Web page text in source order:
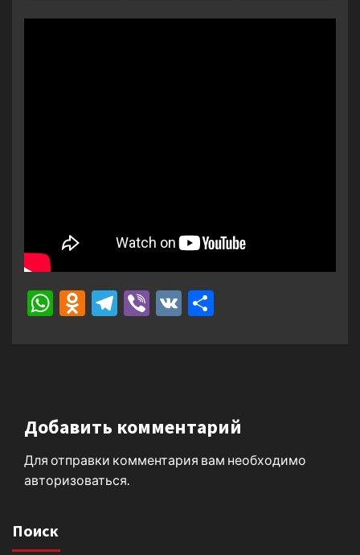
WhatsApp
Odnoklassniki
Telegram
Viber
VK
Добавить комментарий
Для отправки комментария вам необходимо
авторизоваться
Поиск